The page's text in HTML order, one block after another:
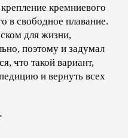
кремниевого
в свободное плавание.
для жизни,
поэтому и задумал
что такой вариант,
и вернуть всех